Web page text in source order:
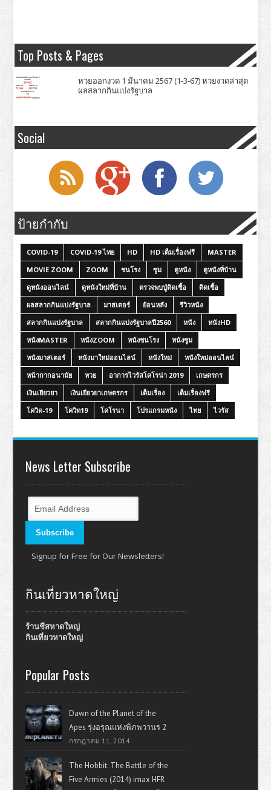
Top Posts & Pages
หวยออกงวด 1 มีนาคม 2567 (1-3-67) หวยงวดล่าสุด
ผลสลากกินแบ่งรัฐบาล
Social
ป้ายกำกับ
COVID-19 COVID-19 ไทย HD HD เต็มเรื่องฟรี
MASTER
MOVIE ZOOM
ZOOM ชนโรง ซูม ดูหนัง
ดูหนังที่บ้าน
ดูหนังออนไลน์
ดูหนังใหม่ที่บ้าน ตรวจพบปู่ติดเชื้อ
ติดเชื้อ
ผลสลากกินแบ่งรัฐบาล
มาสเตอร์ ย้อนหลัง
รีวิวหนัง
สลากกินแบ่งรัฐบาล
สลากกินแบ่งรัฐบาลปี2560 หนัง
หนังHD
หนังMASTER
หนังZOOM หนังชนโรง
หนังซูม
หนังมาสเตอร์
หนังมาใหม่ออนไลน์ หนังใหม่
หนังใหม่ออนไลน์
หน้ากากอนามัย
หวย อาการไวรัสโคโรน่า 2019
เกษตรกร
เงินเยียวยา
เงินเยียวยาเกษตรกร เต็มเรื่อง
เต็มเรื่องฟรี
โควิด-19
โควิท19 โคโรนา โปรแกรมหนัง ไทย ไวรัส
News Letter Subscribe
Signup for Free for Our Newsletters!
กินเที่ยวหาดใหญ่
ร้านชีสหาดใหญ่
กินเที่ยวหาดใหญ่
Popular Posts
Dawn of the Planet of the
Apes รุ่งอรุณแห่งพิภพวานร 2
กรกฎาคม 11, 2014
The Hobbit: The Battle of the
Five Armies (2014) imax HFR